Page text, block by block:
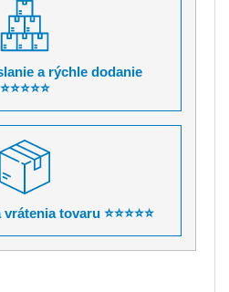
a rýchle dodanie
⭐⭐⭐⭐⭐
tovaru ⭐⭐⭐⭐⭐